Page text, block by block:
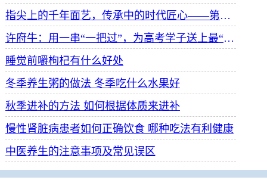
指尖上的千年面艺，传承中的时代匠心——第八届“安琪酵母杯”中华发酵面食大赛武汉赛区开赛
许府牛：用一串“一把过”，为高考学子送上最“牛”祝福
睡觉前嚼枸杞有什么好处
冬季养生粥的做法 冬季吃什么水果好
秋季进补的方法 如何根据体质来进补
慢性肾脏病患者如何正确饮食 哪种吃法有利健康
中医养生的注意事项及常见误区